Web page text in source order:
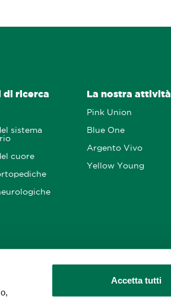
Accetta tutti
di ricerca
sistema
cuore
La nostra attività
Pink Union
Blue One
Argento Vivo
Yellow Young
English version